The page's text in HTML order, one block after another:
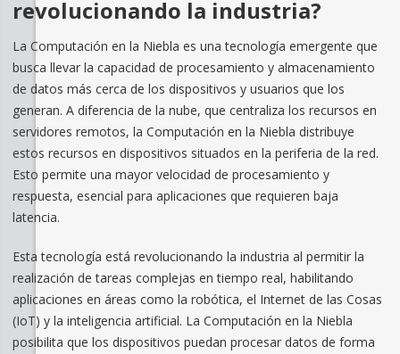
revolucionando la industria?
La Computación en la Niebla es una tecnología emergente que
busca llevar la capacidad de procesamiento y almacenamiento
de datos más cerca de los dispositivos y usuarios que los
generan. A diferencia de la nube, que centraliza los recursos en
servidores remotos, la Computación en la Niebla distribuye
estos recursos en dispositivos situados en la periferia de la red.
Esto permite una mayor velocidad de procesamiento y
respuesta, esencial para aplicaciones que requieren baja
latencia.
Esta tecnología está revolucionando la industria al permitir la
realización de tareas complejas en tiempo real, habilitando
aplicaciones en áreas como la robótica, el Internet de las Cosas
(IoT) y la inteligencia artificial. La Computación en la Niebla
posibilita que los dispositivos puedan procesar datos de forma